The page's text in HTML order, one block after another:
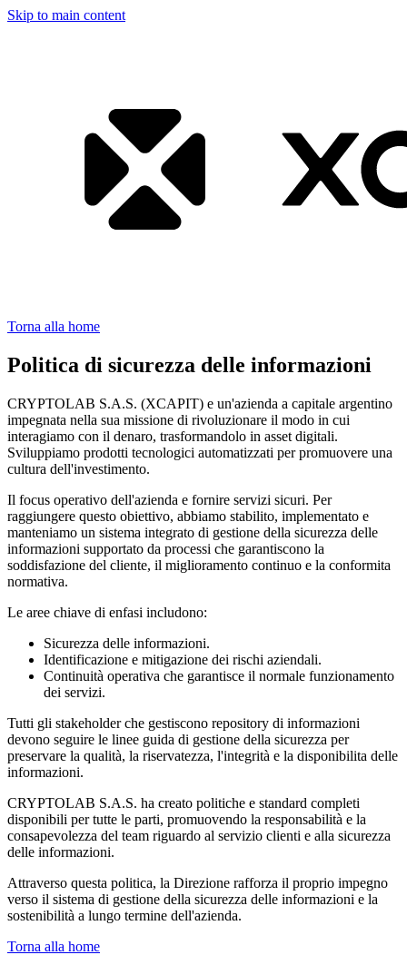
Skip to main content
Torna alla home
Politica di sicurezza delle informazioni
CRYPTOLAB S.A.S. (XCAPIT) e un'azienda a capitale argentino
impegnata nella sua missione di rivoluzionare il modo in cui
interagiamo con il denaro, trasformandolo in asset digitali.
Sviluppiamo prodotti tecnologici automatizzati per promuovere una
cultura dell'investimento.
Il focus operativo dell'azienda e fornire servizi sicuri. Per
raggiungere questo obiettivo, abbiamo stabilito, implementato e
manteniamo un sistema integrato di gestione della sicurezza delle
informazioni supportato da processi che garantiscono la
soddisfazione del cliente, il miglioramento continuo e la conformita
normativa.
Le aree chiave di enfasi includono:
Sicurezza delle informazioni.
Identificazione e mitigazione dei rischi aziendali.
Continuità operativa che garantisce il normale funzionamento
dei servizi.
Tutti gli stakeholder che gestiscono repository di informazioni
devono seguire le linee guida di gestione della sicurezza per
preservare la qualità, la riservatezza, l'integrità e la disponibilita delle
informazioni.
CRYPTOLAB S.A.S. ha creato politiche e standard completi
disponibili per tutte le parti, promuovendo la responsabilità e la
consapevolezza del team riguardo al servizio clienti e alla sicurezza
delle informazioni.
Attraverso questa politica, la Direzione rafforza il proprio impegno
verso il sistema di gestione della sicurezza delle informazioni e la
sostenibilità a lungo termine dell'azienda.
Torna alla home